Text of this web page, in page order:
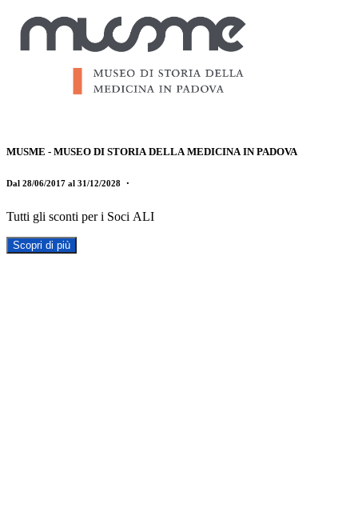
MUSME - MUSEO DI STORIA DELLA MEDICINA IN PADOVA
Dal 28/06/2017 al 31/12/2028 ・
Tutti gli sconti per i Soci ALI
Scopri di più